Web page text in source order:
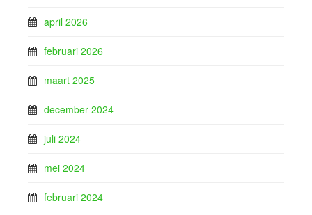
april 2026
februari 2026
maart 2025
december 2024
juli 2024
mei 2024
februari 2024